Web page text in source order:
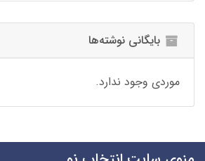
بایگانی نوشته‌ها
موردی وجود ندارد.